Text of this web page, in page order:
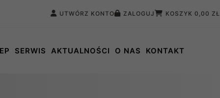
UTWÓRZ KONTO ZALOGUJ KOSZYK 0,00 ZŁ
SERWIS AKTUALNOŚCI O NAS KONTAKT